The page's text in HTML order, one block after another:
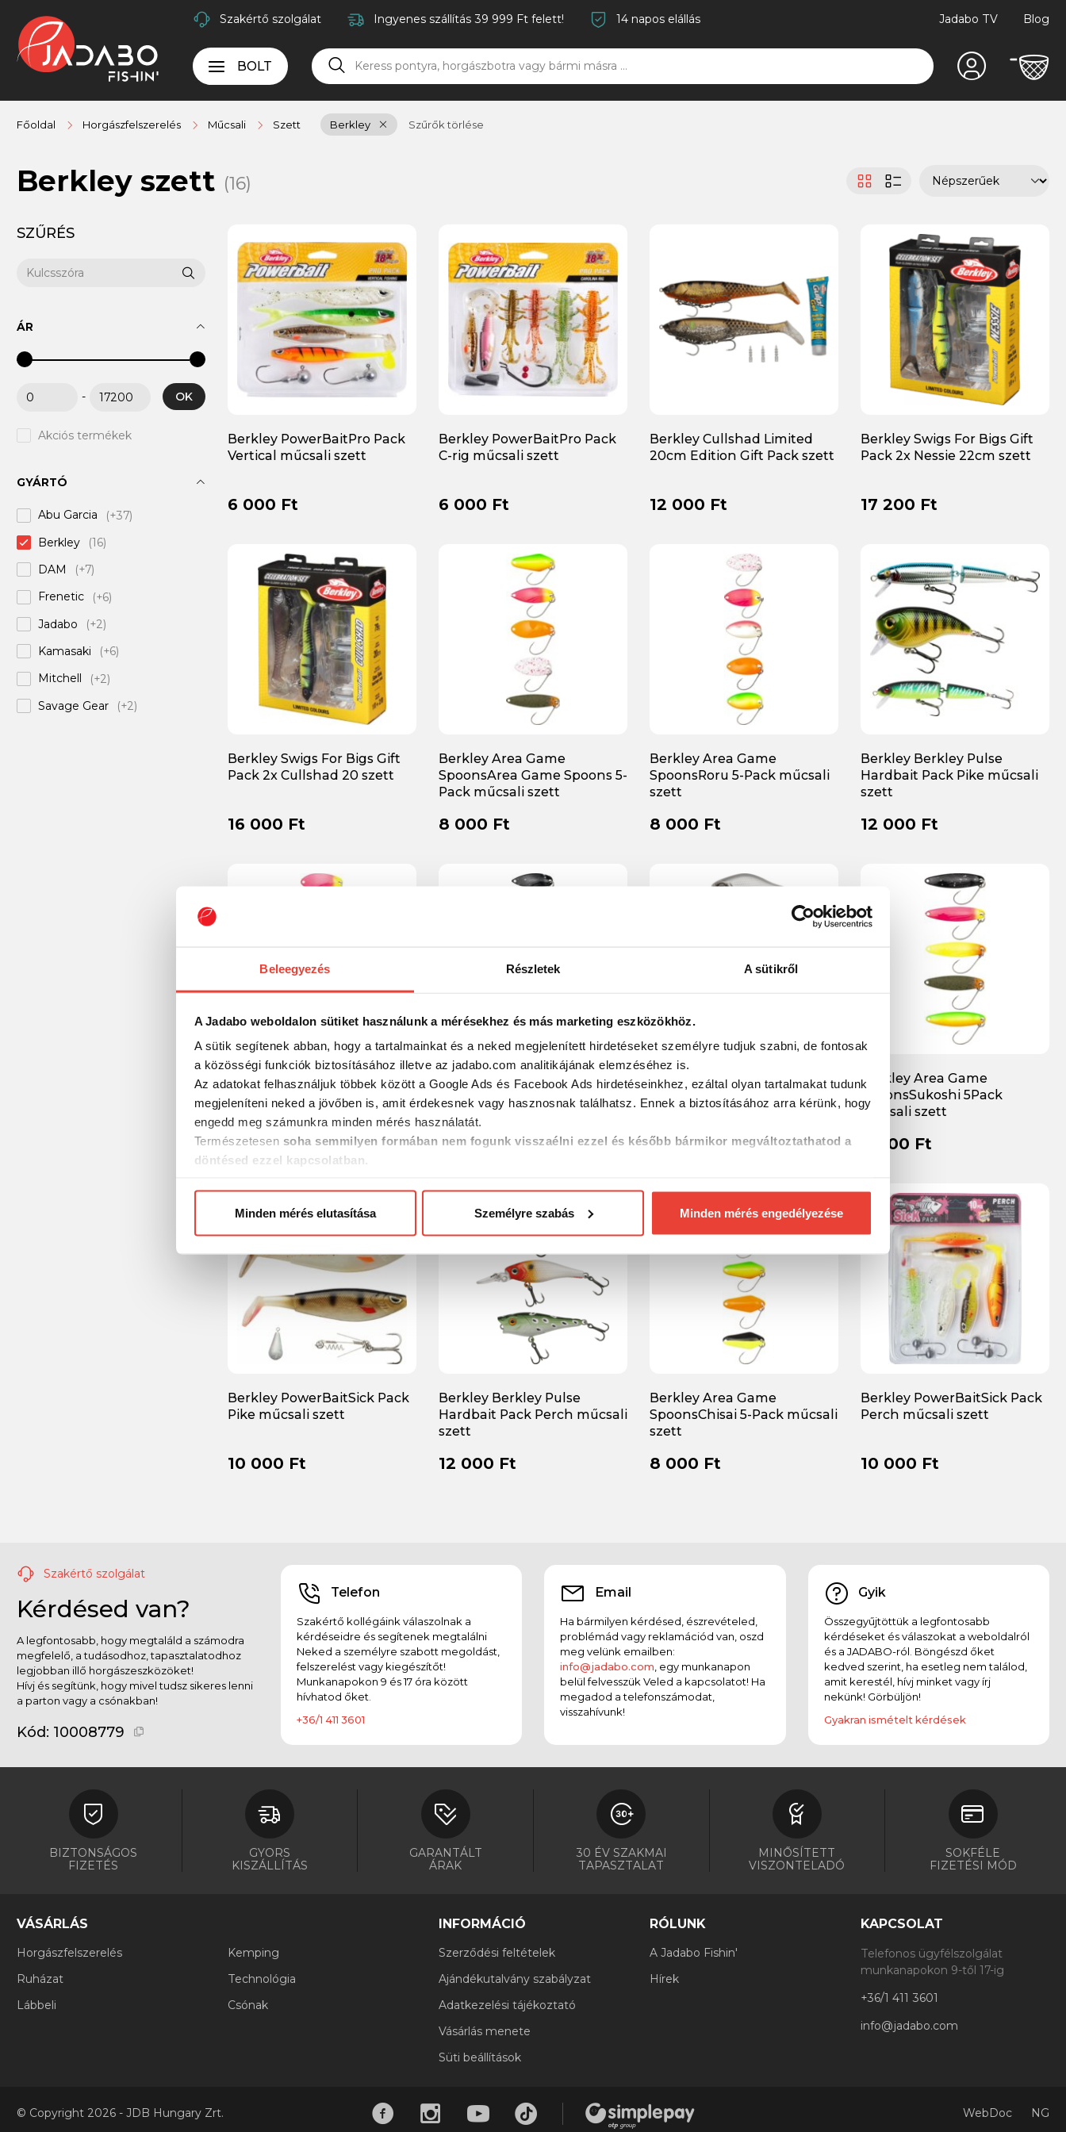
Beleegyezés Részletek A sütikről
A Jadabo weboldalon sütiket használunk a mérésekhez és más marketing eszközökhöz.
A sütik segítenek abban, hogy a tartalmainkat és a neked megjelenített hirdetéseket személyre tudjuk szabni, de fontosak
a közösségi funkciók biztosításához illetve az jadabo.com analitikájának elemzéséhez is.
Az adatokat felhasználjuk többek között a Google Ads és Facebook Ads hirdetéseinkhez, ezáltal olyan tartalmakat tudunk
megjeleníteni neked a jövőben is, amit érdekesnek vagy hasznosnak találhatsz. Ennek a biztosításához arra kérünk, hogy
engedd meg számunkra minden mérés használatát.
Természetesen soha semmilyen formában nem fogunk visszaélni ezzel és később bármikor megváltoztathatod a
döntésed ezzel kapcsolatban.
Minden mérés elutasítása Személyre szabás Minden mérés engedélyezése
Szakértő szolgálat Ingyenes szállítás 39 999 Ft felett! 14 napos elállás Jadabo TV Blog
BOLT
Főoldal Horgászfelszerelés Műcsali Szett Berkley Szűrők törlése
Berkley szett (16)
SZŰRÉS
ÁR
- OK
Akciós termékek
GYÁRTÓ
Abu Garcia
(+37)
Berkley
(16)
DAM
(+7)
Frenetic
(+6)
Jadabo
(+2)
Kamasaki
(+6)
Mitchell
(+2)
Savage Gear
(+2)
Berkley PowerBaitPro Pack
Vertical műcsali szett
6 000 Ft
Berkley PowerBaitPro Pack
C-rig műcsali szett
6 000 Ft
Berkley Cullshad Limited
20cm Edition Gift Pack szett
12 000 Ft
Berkley Swigs For Bigs Gift
Pack 2x Nessie 22cm szett
17 200 Ft
Berkley Swigs For Bigs Gift
Pack 2x Cullshad 20 szett
16 000 Ft
Berkley Area Game
SpoonsArea Game Spoons 5-
Pack műcsali szett
8 000 Ft
Berkley Area Game
SpoonsRoru 5-Pack műcsali
szett
8 000 Ft
Berkley Berkley Pulse
Hardbait Pack Pike műcsali
szett
12 000 Ft
Berkley Area Game
SpoonsMasu 5-Pack műcsali
szett
8 000 Ft
Berkley Area Game
SpoonsKogarana 5-Pack
műcsali szett
8 000 Ft
Berkley Berkley Pulse
Hardbait Pack Trout műcsali
szett
12 000 Ft
Berkley Area Game
SpoonsSukoshi 5Pack
műcsali szett
8 000 Ft
Berkley PowerBaitSick Pack
Pike műcsali szett
10 000 Ft
Berkley Berkley Pulse
Hardbait Pack Perch műcsali
szett
12 000 Ft
Berkley Area Game
SpoonsChisai 5-Pack műcsali
szett
8 000 Ft
Berkley PowerBaitSick Pack
Perch műcsali szett
10 000 Ft
Szakértő szolgálat
Kérdésed van?
A legfontosabb, hogy megtaláld a számodra
megfelelő, a tudásodhoz, tapasztalatodhoz
legjobban illő horgászeszközöket!
Hívj és segítünk, hogy mivel tudsz sikeres lenni
a parton vagy a csónakban!
Kód: 10008779
Telefon
Szakértő kollégáink válaszolnak a
kérdéseidre és segítenek megtalálni
Neked a személyre szabott megoldást,
felszerelést vagy kiegészítőt!
Munkanapokon 9 és 17 óra között
hívhatod őket.
+36/1 411 3601
Email
Ha bármilyen kérdésed, észrevételed,
problémád vagy reklamációd van, oszd
meg velünk emailben:
info@jadabo.com , egy munkanapon
belül felvesszük Veled a kapcsolatot! Ha
megadod a telefonszámodat,
visszahívunk!
Gyik
Összegyűjtöttük a legfontosabb
kérdéseket és válaszokat a weboldalról
és a JADABO-ról. Böngészd őket
kedved szerint, ha esetleg nem találod,
amit kerestél, hívj minket vagy írj
nekünk! Görbüljön!
Gyakran ismételt kérdések
BIZTONSÁGOS
FIZETÉS
GYORS
KISZÁLLÍTÁS
GARANTÁLT
ÁRAK
30 ÉV SZAKMAI
TAPASZTALAT
MINŐSÍTETT
VISZONTELADÓ
SOKFÉLE
FIZETÉSI MÓD
VÁSÁRLÁS
Horgászfelszerelés
Ruházat
Lábbeli
Kemping
Technológia
Csónak
INFORMÁCIÓ
Szerződési feltételek
Ajándékutalvány szabályzat
Adatkezelési tájékoztató
Vásárlás menete
Süti beállítások
RÓLUNK
A Jadabo Fishin'
Hírek
KAPCSOLAT
Telefonos ügyfélszolgálat
munkanapokon 9-től 17-ig
+36/1 411 3601
info@jadabo.com
© Copyright 2026 - JDB Hungary Zrt. WebDoc NG